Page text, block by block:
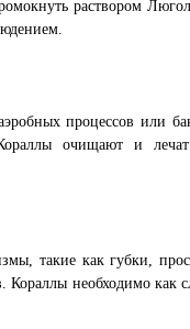
раствором
процессов или
очищают и
такие как губки,
необходимо как